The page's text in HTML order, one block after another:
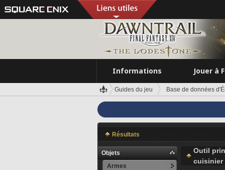
Informations Jouer à
Guides du jeu Base de données
Résultats
Objets
Armes
Outil
cuisinier